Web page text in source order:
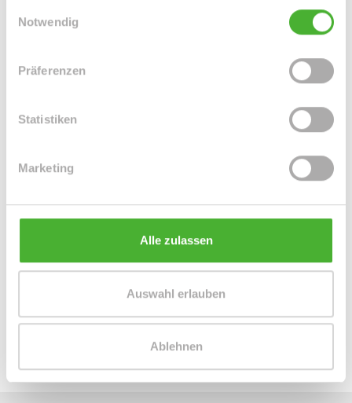
Notwendig
Präferenzen
Statistiken
Marketing
Alle zulassen
Auswahl erlauben
Ablehnen
Ansprechpartner
Frau Peggy Günther
Telefax: 004934298549075
Mobil: 004915254250755
info@le-apis-immobilien.de